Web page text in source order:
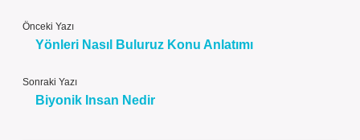
Önceki Yazı
Yönleri Nasıl Buluruz Konu Anlatımı
Sonraki Yazı
Biyonik Insan Nedir